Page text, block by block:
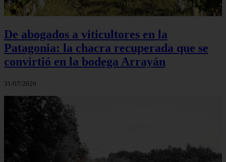
De abogados a viticultores en la
Patagonia: la chacra recuperada que se
convirtió en la bodega Arrayán
31/07/2026